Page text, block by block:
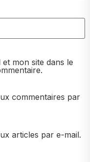
mon site dans le
commentaires par
articles par e-mail.